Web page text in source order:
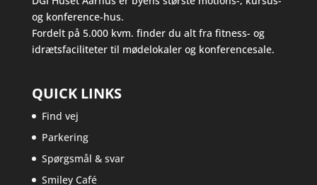
og konference-hus.
Fordelt på 5.000 kvm. finder du alt fra fitness- og
idrætsfaciliteter til mødelokaler og konferencesale.
QUICK LINKS
Find vej
Parkering
Spørgsmål & svar
Smiley Café